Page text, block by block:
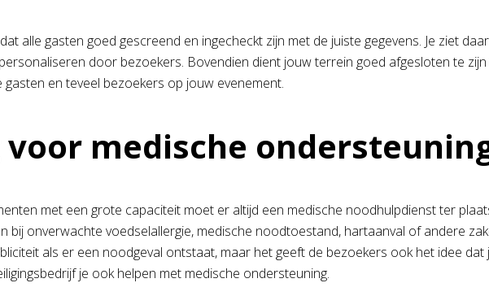
alle gasten goed gescreend en ingecheckt zijn met de juiste gegevens. Je ziet
door bezoekers. Bovendien dient jouw terrein goed afgesloten te
gasten en teveel bezoekers op jouw evenement.
voor medische
met een grote capaciteit moet er altijd een medische noodhulpdienst ter
bij onverwachte voedselallergie, medische noodtoestand, hartaanval of andere
als er een noodgeval ontstaat, maar het geeft de bezoekers ook het idee
je ook helpen met medische ondersteuning.